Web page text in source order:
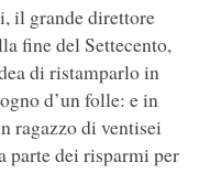
il grande direttore
fine del Settecento,
di ristamparlo in
d’un folle: e in
ragazzo di ventisei
parte dei risparmi per